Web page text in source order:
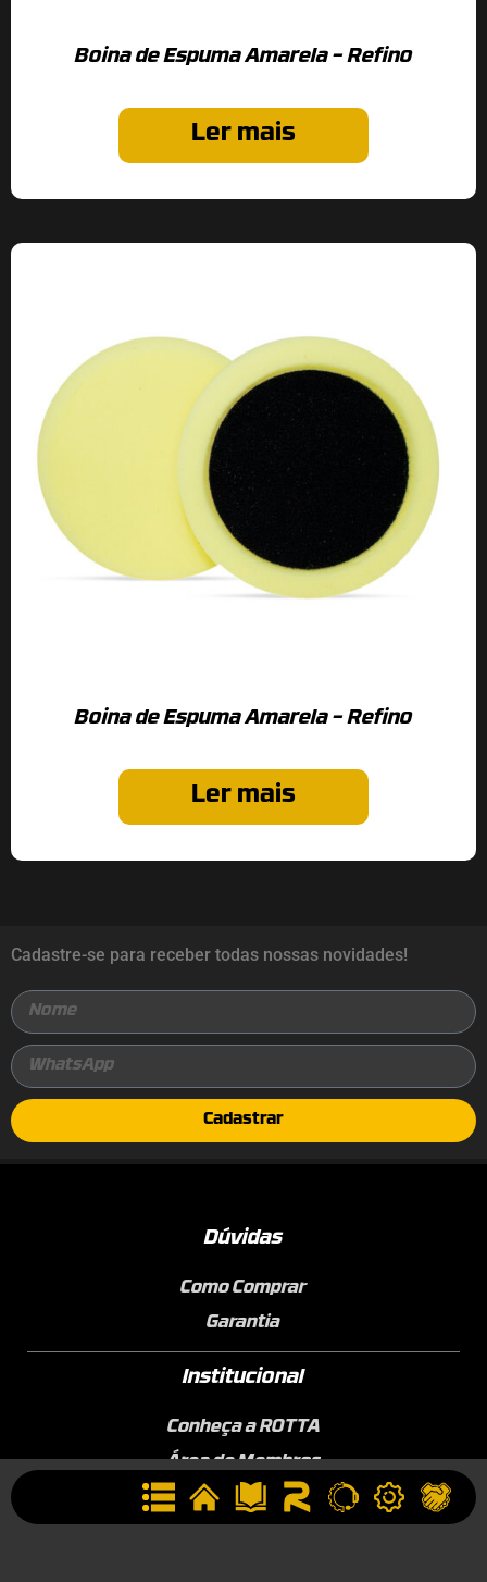
Boina de Espuma Amarela – Refino
Ler mais
Boina de Espuma Amarela – Refino
Ler mais
Cadastre-se para receber todas nossas novidades!
Cadastrar
Dúvidas
Como Comprar
Garantia
Institucional
Conheça a ROTTA
Área de Membros
Sobre a Empresa